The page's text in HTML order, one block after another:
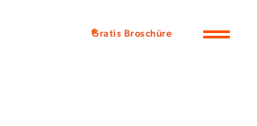
Gratis Broschüre